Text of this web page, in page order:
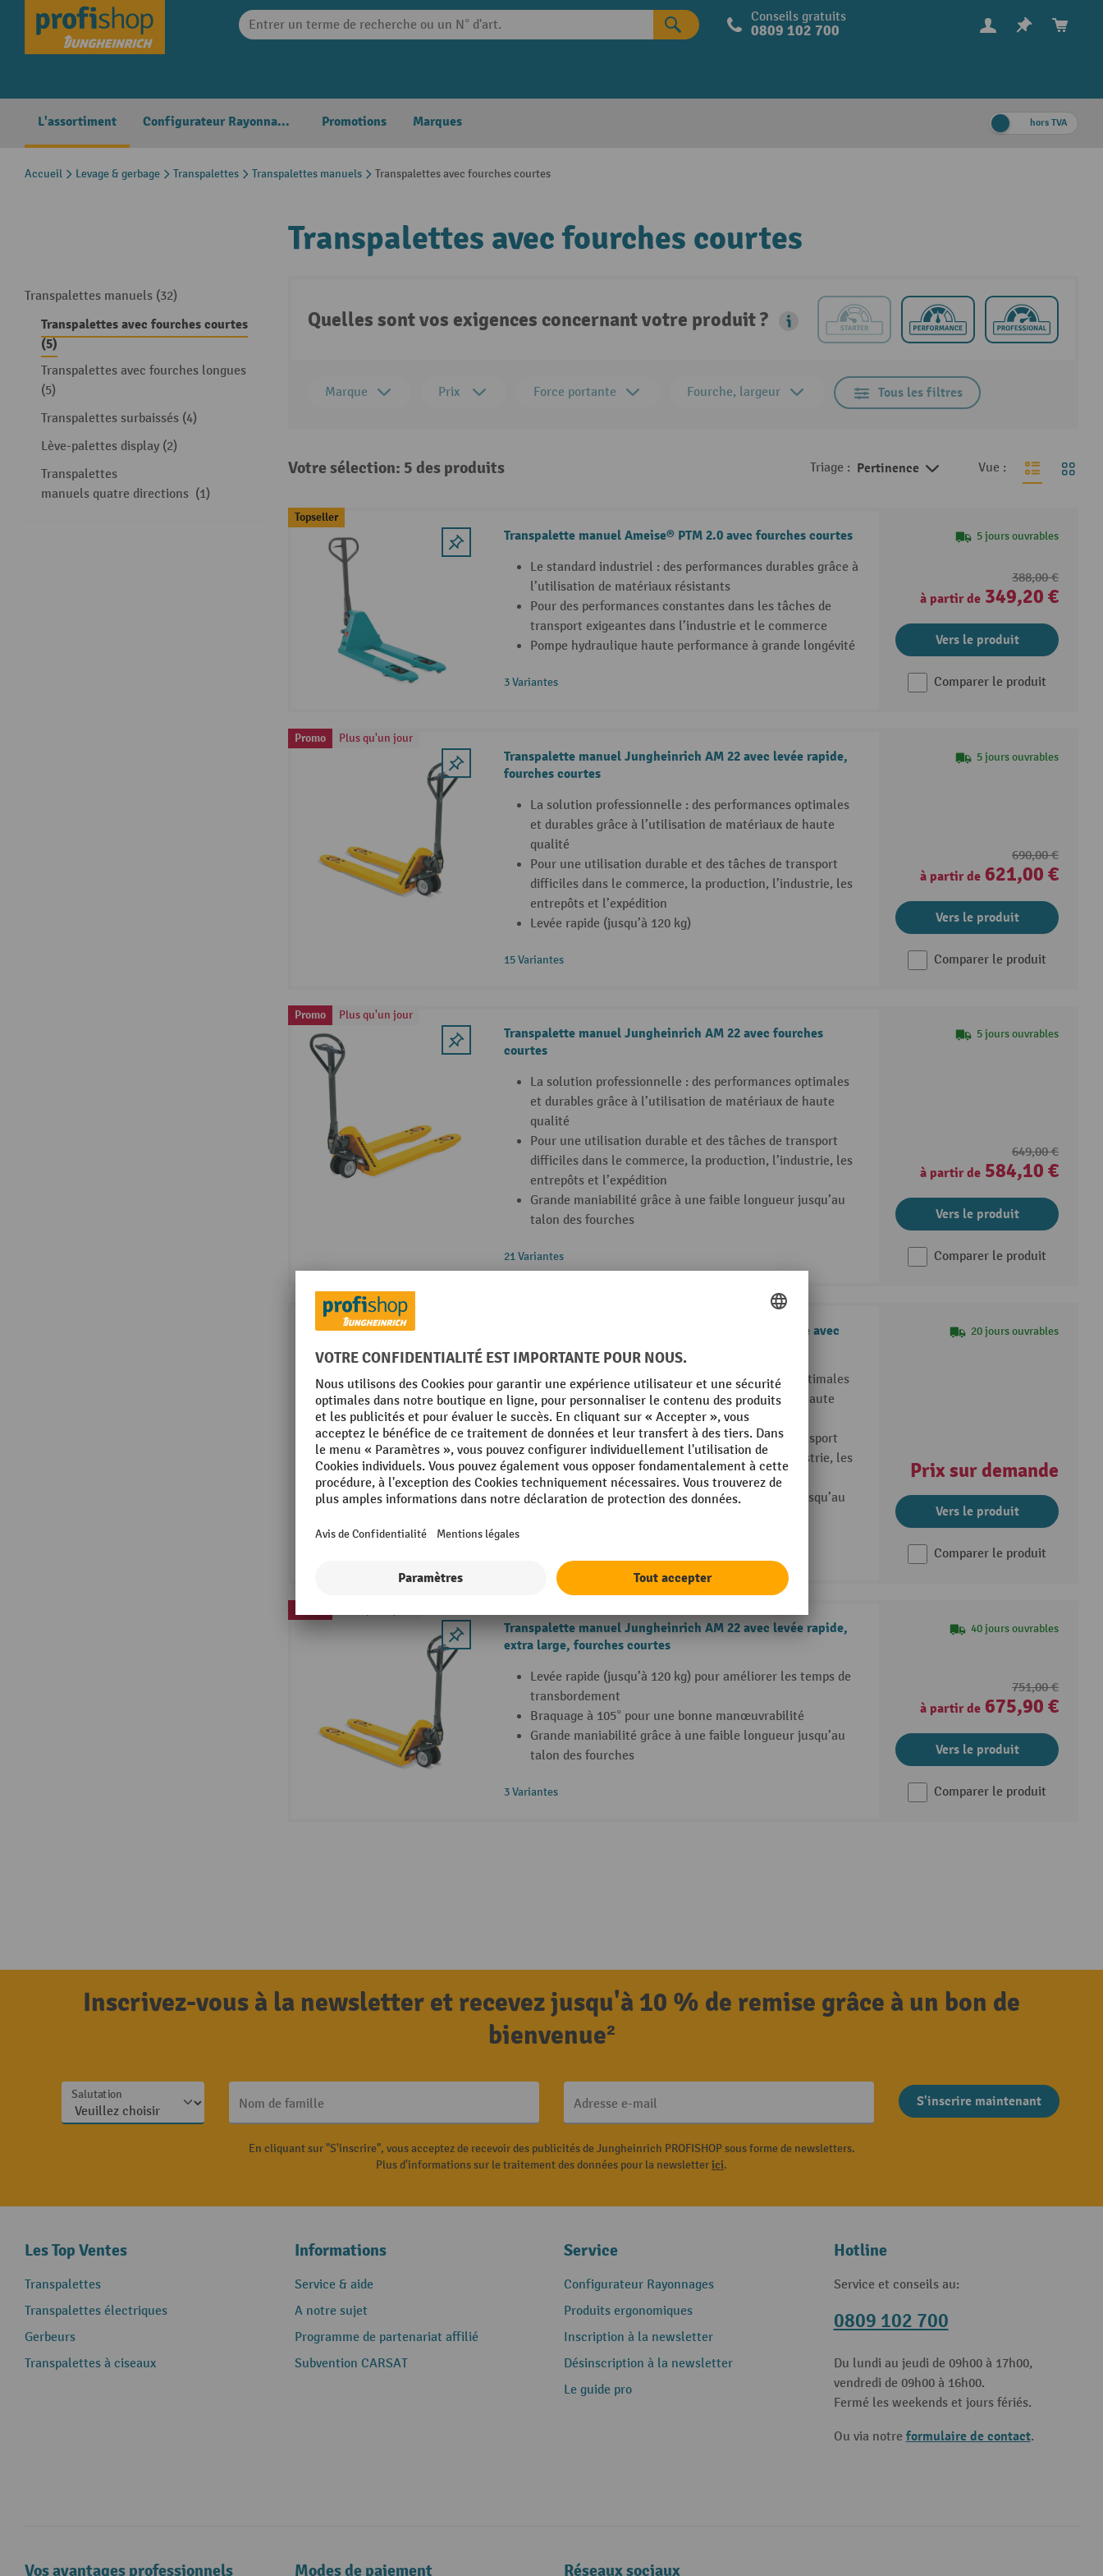
Skip to main navigation Conseils gratuits
0809 102 700
L'assortiment Configurateur Rayonnages Promotions Marques hors TVA
Accueil Levage & gerbage Transpalettes Transpalettes manuels Transpalettes avec fourches courtes
Transpalettes manuels (32)
Transpalettes avec fourches courtes
(5)
Transpalettes avec fourches longues
(5)
Transpalettes surbaissés (4)
Lève-palettes display (2)
Transpalettes
manuels quatre directions (1)
Transpalettes avec fourches courtes
Quelles sont vos exigences concernant votre produit ?
Marque Prix Force portante Fourche, largeur Tous les filtres
Votre sélection: 5 des produits Triage : Pertinence Vue :
Topseller
Transpalette manuel Ameise® PTM 2.0 avec fourches courtes
Le standard industriel : des performances durables grâce à
l’utilisation de matériaux résistants
Pour des performances constantes dans les tâches de
transport exigeantes dans l’industrie et le commerce
Pompe hydraulique haute performance à grande longévité
3 Variantes
5 jours ouvrables
388,00 €
à partir de 349,20 €
Vers le produit
Comparer le produit
Promo Plus qu'un jour
Transpalette manuel Jungheinrich AM 22 avec levée rapide,
fourches courtes
La solution professionnelle : des performances optimales
et durables grâce à l’utilisation de matériaux de haute
qualité
Pour une utilisation durable et des tâches de transport
difficiles dans le commerce, la production, l’industrie, les
entrepôts et l’expédition
Levée rapide (jusqu’à 120 kg)
15 Variantes
5 jours ouvrables
690,00 €
à partir de 621,00 €
Vers le produit
Comparer le produit
Promo Plus qu'un jour
Transpalette manuel Jungheinrich AM 22 avec fourches
courtes
La solution professionnelle : des performances optimales
et durables grâce à l’utilisation de matériaux de haute
qualité
Pour une utilisation durable et des tâches de transport
difficiles dans le commerce, la production, l’industrie, les
entrepôts et l’expédition
Grande maniabilité grâce à une faible longueur jusqu’au
talon des fourches
21 Variantes
5 jours ouvrables
649,00 €
à partir de 584,10 €
Vers le produit
Comparer le produit
Transpalette manuel Jungheinrich AM 22, extra large avec
fourches courtes
La solution professionnelle : des performances optimales
et durables grâce à l’utilisation de matériaux de haute
qualité
Pour une utilisation durable et des tâches de transport
difficiles dans le commerce, la production, l’industrie, les
entrepôts et l’expédition
Grande maniabilité grâce à une faible longueur jusqu’au
20 jours ouvrables
Prix sur demande
Vers le produit
Comparer le produit
Transpalette manuel Jungheinrich AM 22 avec levée rapide,
extra large, fourches courtes
Levée rapide (jusqu’à 120 kg) pour améliorer les temps de
transbordement
Braquage à 105° pour une bonne manœuvrabilité
Grande maniabilité grâce à une faible longueur jusqu’au
talon des fourches
3 Variantes
40 jours ouvrables
751,00 €
à partir de 675,90 €
Vers le produit
Comparer le produit
Inscrivez-vous à la newsletter et recevez jusqu'à 10 % de remise grâce à un bon de
bienvenue²
Salutation
Nom de famille Adresse e-mail S'inscrire maintenant
En cliquant sur "S'inscrire", vous acceptez de recevoir des publicités de Jungheinrich PROFISHOP sous forme de newsletters.
Plus d'informations sur le traitement des données pour la newsletterici.
Les Top Ventes
Transpalettes
Transpalettes électriques
Gerbeurs
Transpalettes à ciseaux
Informations
Service & aide
A notre sujet
Programme de partenariat affilié
Subvention CARSAT
Service
Configurateur Rayonnages
Produits ergonomiques
Inscription à la newsletter
Désinscription à la newsletter
Le guide pro
Hotline
Service et conseils au:
0809 102 700
Du lundi au jeudi de 09h00 à 17h00,
vendredi de 09h00 à 16h00.
Fermé les weekends et jours fériés.
Ou via notre formulaire de contact.
Vos avantages professionnels Modes de paiement Réseaux sociaux